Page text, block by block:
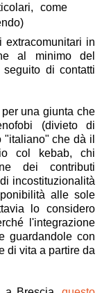
come
extracomunitari in
al minimo del
di contatti
una giunta che
(divieto di
che dà il
col kebab, chi
dei contributi
incostituzionalità
alle sole
lo considero
l'integrazione
guardandole con
di vita a partire da